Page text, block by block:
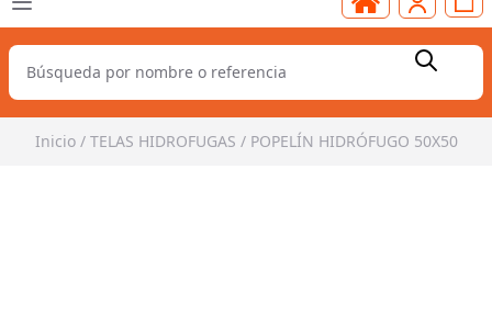
Inicio / TELAS HIDROFUGAS / POPELÍN HIDRÓFUGO 50X50